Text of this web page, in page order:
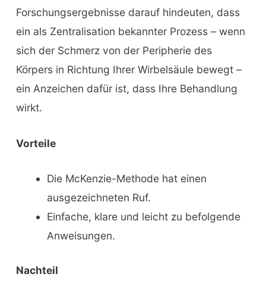
Forschungsergebnisse darauf hindeuten, dass
ein als Zentralisation bekannter Prozess – wenn
sich der Schmerz von der Peripherie des
Körpers in Richtung Ihrer Wirbelsäule bewegt –
ein Anzeichen dafür ist, dass Ihre Behandlung
wirkt.
Vorteile
Die McKenzie-Methode hat einen
ausgezeichneten Ruf.
Einfache, klare und leicht zu befolgende
Anweisungen.
Nachteil